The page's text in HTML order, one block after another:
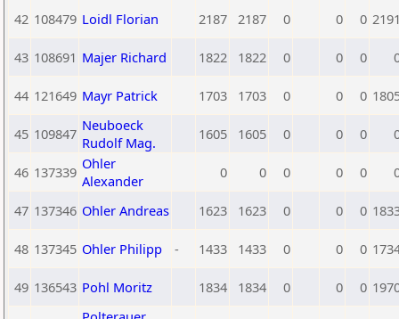
42 108479 Loidl Florian 2187 2187 0 0 0
43 108691 Majer Richard 1822 1822 0 0 0
44 121649 Mayr Patrick 1703 1703 0 0 0
45 109847 Neuboeck
Rudolf Mag.
1605 1605 0 0 0
46 137339 Ohler
Alexander
0 0 0 0 0
47 137346 Ohler Andreas 1623 1623 0 0 0
48 137345 Ohler Philipp - 1433 1433 0 0 0
49 136543 Pohl Moritz 1834 1834 0 0 0